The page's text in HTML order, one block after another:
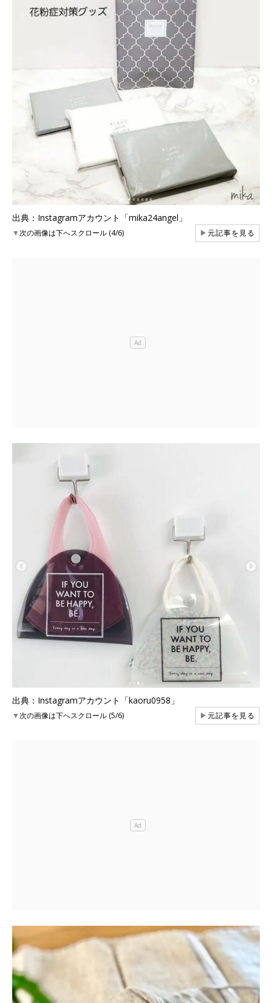
出典：Instagramアカウント「mika24angel」
▼次の画像は下へスクロール (4/6) ▶元記事を見る
出典：Instagramアカウント「kaoru0958」
▼次の画像は下へスクロール (5/6) ▶元記事を見る